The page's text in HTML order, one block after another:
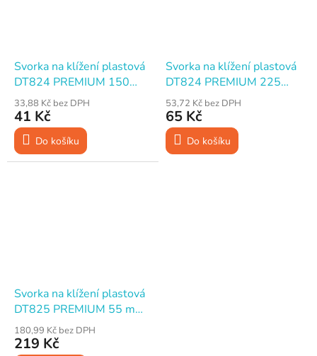
Svorka na klížení plastová
DT824 PREMIUM 150
mm pružinová 2“/50 mm
33,88 Kč bez DPH
41 Kč
Do košíku
Svorka na klížení plastová
DT824 PREMIUM 225
mm pružinová 3“/75 mm
53,72 Kč bez DPH
65 Kč
Do košíku
Svorka na klížení plastová
DT825 PREMIUM 55 mm
pružinová 1“/25 mm, 15
ks, mix barev
180,99 Kč bez DPH
219 Kč